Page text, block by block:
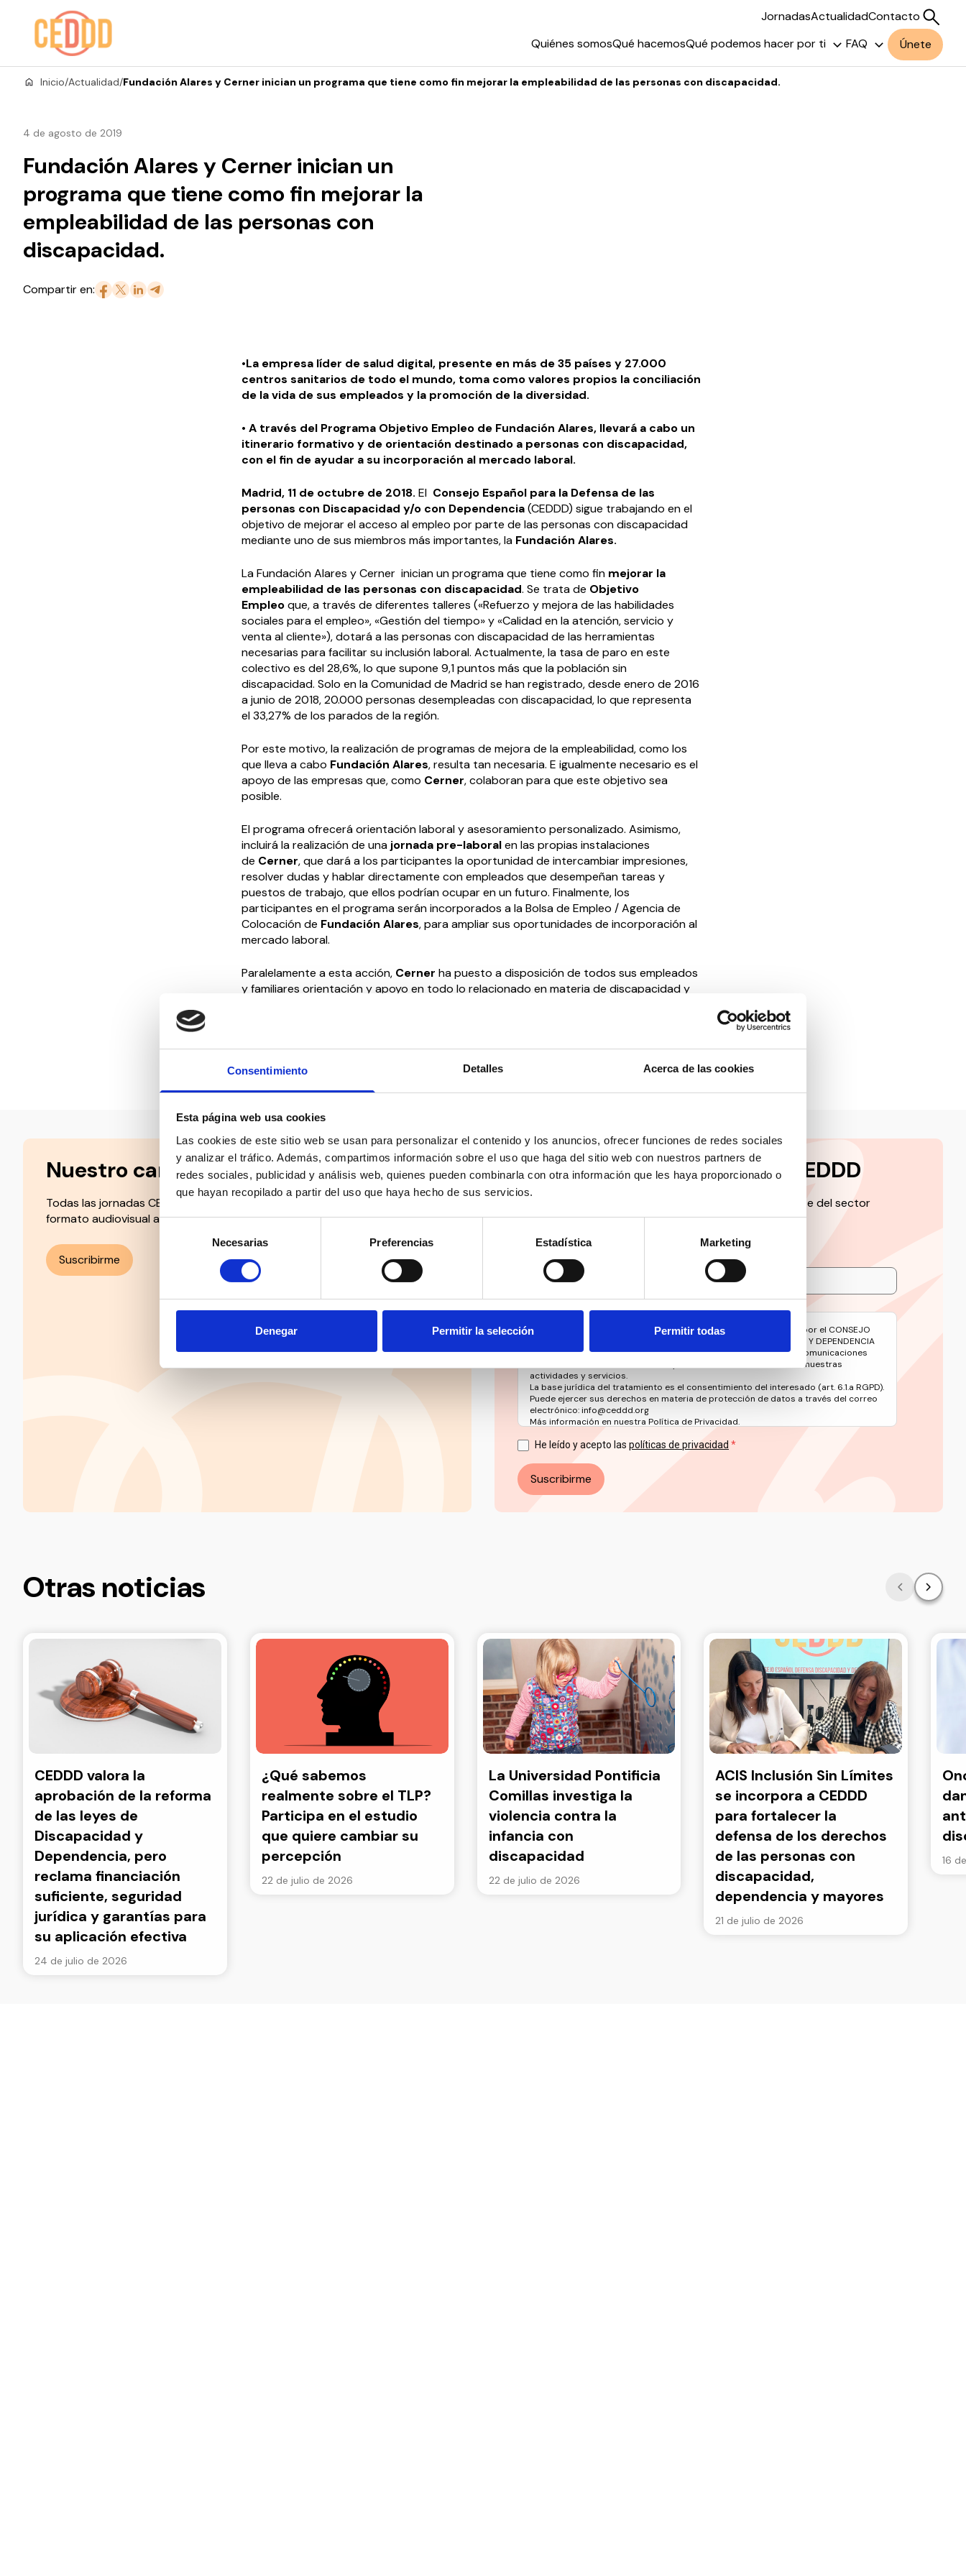
Consentimiento Detalles Acerca de las cookies
Esta página web usa cookies
Las cookies de este sitio web se usan para personalizar el contenido y los anuncios, ofrecer funciones de redes sociales
y analizar el tráfico. Además, compartimos información sobre el uso que haga del sitio web con nuestros partners de
redes sociales, publicidad y análisis web, quienes pueden combinarla con otra información que les haya proporcionado o
que hayan recopilado a partir del uso que haya hecho de sus servicios.
consentimiento
Necesarias Preferencias Estadística Marketing
Denegar Permitir la selección Permitir todas
Saltar al contenido
JornadasActualidadContacto
Quiénes somosQué hacemosQué podemos hacer por ti FAQ Únete
Inicio/Actualidad/Fundación Alares y Cerner inician un programa que tiene como fin mejorar la empleabilidad de las personas con discapacidad.
4 de agosto de 2019
Fundación Alares y Cerner inician un
programa que tiene como fin mejorar la
empleabilidad de las personas con
discapacidad.
Compartir en:
•La empresa líder de salud digital, presente en más de 35 países y 27.000
centros sanitarios de todo el mundo, toma como valores propios la conciliación
de la vida de sus empleados y la promoción de la diversidad.
• A través del Programa Objetivo Empleo de Fundación Alares, llevará a cabo un
itinerario formativo y de orientación destinado a personas con discapacidad,
con el fin de ayudar a su incorporación al mercado laboral.
Madrid, 11 de octubre de 2018. El Consejo Español para la Defensa de las
personas con Discapacidad y/o con Dependencia(CEDDD) sigue trabajando en el
objetivo de mejorar el acceso al empleo por parte de las personas con discapacidad
mediante uno de sus miembros más importantes, la Fundación Alares.
La Fundación Alares y Cerner inician un programa que tiene como fin mejorar la
empleabilidad de las personas con discapacidad. Se trata de Objetivo
Empleoque, a través de diferentes talleres («Refuerzo y mejora de las habilidades
sociales para el empleo», «Gestión del tiempo» y «Calidad en la atención, servicio y
venta al cliente»), dotará a las personas con discapacidad de las herramientas
necesarias para facilitar su inclusión laboral. Actualmente, la tasa de paro en este
colectivo es del 28,6%, lo que supone 9,1 puntos más que la población sin
discapacidad. Solo en la Comunidad de Madrid se han registrado, desde enero de 2016
a junio de 2018, 20.000 personas desempleadas con discapacidad, lo que representa
el 33,27% de los parados de la región.
Por este motivo, la realización de programas de mejora de la empleabilidad, como los
que lleva a cabo Fundación Alares, resulta tan necesaria. E igualmente necesario es el
apoyo de las empresas que, como Cerner, colaboran para que este objetivo sea
posible.
El programa ofrecerá orientación laboral y asesoramiento personalizado. Asimismo,
incluirá la realización de una jornada pre-laboralen las propias instalaciones
de Cerner, que dará a los participantes la oportunidad de intercambiar impresiones,
resolver dudas y hablar directamente con empleados que desempeñan tareas y
puestos de trabajo, que ellos podrían ocupar en un futuro. Finalmente, los
participantes en el programa serán incorporados a la Bolsa de Empleo / Agencia de
Colocación de Fundación Alares, para ampliar sus oportunidades de incorporación al
mercado laboral.
Paralelamente a esta acción, Cerner ha puesto a disposición de todos sus empleados
y familiares orientación y apoyo en todo lo relacionado en materia de discapacidad y
Compartir en:
Nuestro canal de Youtube
Todas las jornadas CEDDD, el podcast ‘El Rincón Social’ y mucho más en
formato audiovisual a un solo clic.
Suscribirme
Suscríbete a la newsletter CEDDD
Mantente siempre al día de la información más relevante del sector
social en un solo clic.
Los datos facilitados a través de este formulario serán tratados por el CONSEJO
ESPAÑOL PARA LA DEFENSA DE LAS PERSONAS CON DISCAPACIDAD Y DEPENDENCIA
(CEDDD), con la finalidad de gestionar su suscripción y remitirle comunicaciones
informativas, novedades, noticias y contenidos relacionados con nuestras
actividades y servicios.
La base jurídica del tratamiento es el consentimiento del interesado (art. 6.1.a RGPD).
Puede ejercer sus derechos en materia de protección de datos a través del correo
electrónico: info@ceddd.org
Más información en nuestra Política de Privacidad.
He leído y acepto las políticas de privacidad
Suscribirme
Otras noticias
CEDDD valora la
aprobación de la reforma
de las leyes de
Discapacidad y
Dependencia, pero
reclama financiación
suficiente, seguridad
jurídica y garantías para
su aplicación efectiva
24 de julio de 2026
¿Qué sabemos
realmente sobre el TLP?
Participa en el estudio
que quiere cambiar su
percepción
22 de julio de 2026
La Universidad Pontificia
Comillas investiga la
violencia contra la
infancia con
discapacidad
22 de julio de 2026
ACIS Inclusión Sin Límites
se incorpora a CEDDD
para fortalecer la
defensa de los derechos
de las personas con
discapacidad,
dependencia y mayores
21 de julio de 2026
16